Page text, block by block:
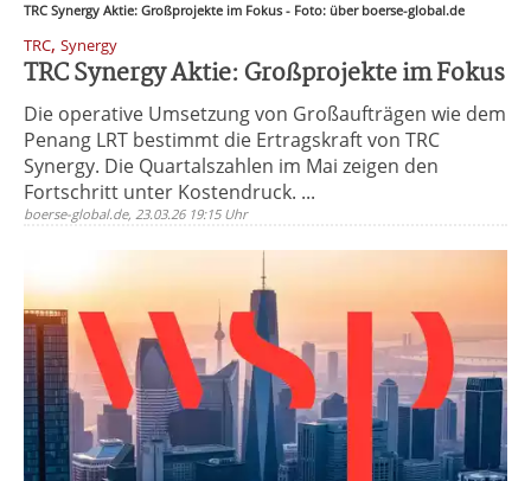
TRC Synergy Aktie: Großprojekte im Fokus - Foto: über boerse-global.de
TRC, Synergy
TRC Synergy Aktie: Großprojekte im Fokus
Die operative Umsetzung von Großaufträgen wie dem
Penang LRT bestimmt die Ertragskraft von TRC
Synergy. Die Quartalszahlen im Mai zeigen den
Fortschritt unter Kostendruck. ...
boerse-global.de, 23.03.26 19:15 Uhr